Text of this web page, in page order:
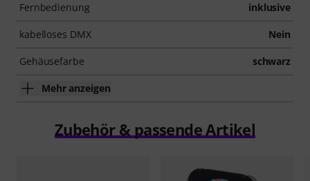
Fernbedienung inklusive
kabelloses DMX Nein
Gehäusefarbe schwarz
Mehr anzeigen
Zubehör & passende Artikel